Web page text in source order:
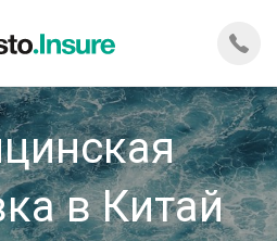
в Китай